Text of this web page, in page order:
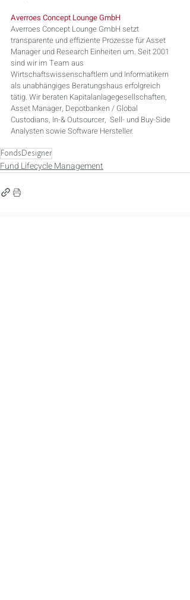
Averroes Concept Lounge GmbH
Averroes Concept Lounge GmbH setzt
transparente und effiziente Prozesse für Asset
Manager und Research Einheiten um. Seit 2001
sind wir im Team aus
Wirtschaftswissenschaftlern und Informatikern
als unabhängiges Beratungshaus erfolgreich
tätig. Wir beraten Kapitalanlagegesellschaften,
Asset Manager, Depotbanken / Global
Custodians, In-& Outsourcer,  Sell- und Buy-Side
Analysten sowie Software Hersteller.
FondsDesigner
Fund Lifecycle Management